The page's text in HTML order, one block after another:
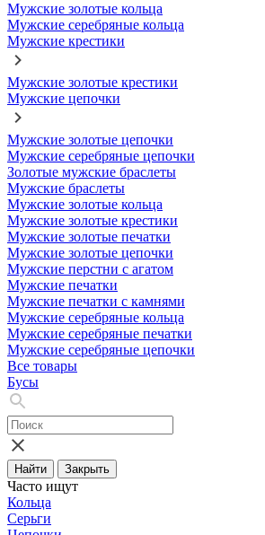
Мужские золотые кольца
Мужские серебряные кольца
Мужские крестики
Мужские золотые крестики
Мужские цепочки
Мужские золотые цепочки
Мужские серебряные цепочки
Золотые мужские браслеты
Мужские браслеты
Мужские золотые кольца
Мужские золотые крестики
Мужские золотые печатки
Мужские золотые цепочки
Мужские перстни с агатом
Мужские печатки
Мужские печатки с камнями
Мужские серебряные кольца
Мужские серебряные печатки
Мужские серебряные цепочки
Все товары
Бусы
Найти Закрыть
Часто ищут
Кольца
Серьги